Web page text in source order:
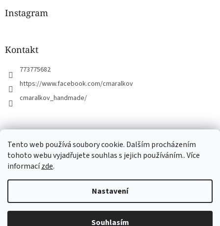
Tento web používá soubory cookie. Dalším procházením
tohoto webu vyjadřujete souhlas s jejich používáním.. Více
informacízde.
Nastavení
Souhlasím
Instagram
Kontakt
773775682
https://www.facebook.com/cmaralkov
cmaralkov_handmade/
Copyright 2026Čmáralkov. Všechna práva vyhrazena.Upravit
nastavení cookies